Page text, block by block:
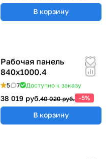
В корзину
Рабочая панель
840х1000.4
5 7 Доступно к заказу
38 019 руб.40 020 руб. -5%
В корзину